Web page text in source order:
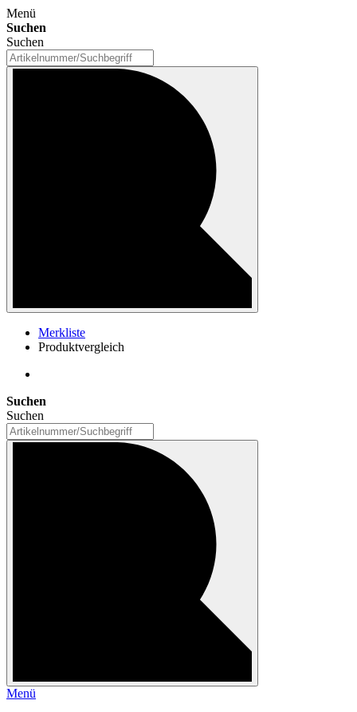
Menü
Suchen
Suchen
Merkliste
Produktvergleich
Suchen
Suchen
Menü